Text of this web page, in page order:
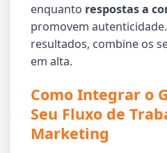
enquanto respostas a
promovem
resultados, combine os
em alta.
Como Integrar o
Seu Fluxo de
Marketing